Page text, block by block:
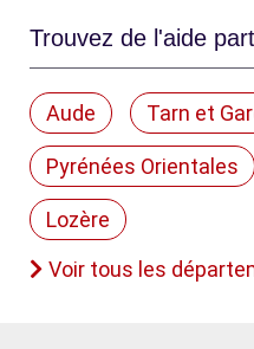
Trouvez de l'aide
Aude Tarn et
Pyrénées Orientales
Lozère
Voir tous les